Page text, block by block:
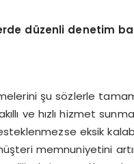
düzenli denetim ba
şu sözlerle
ve hızlı hizmet
eksik
memnuniyetini